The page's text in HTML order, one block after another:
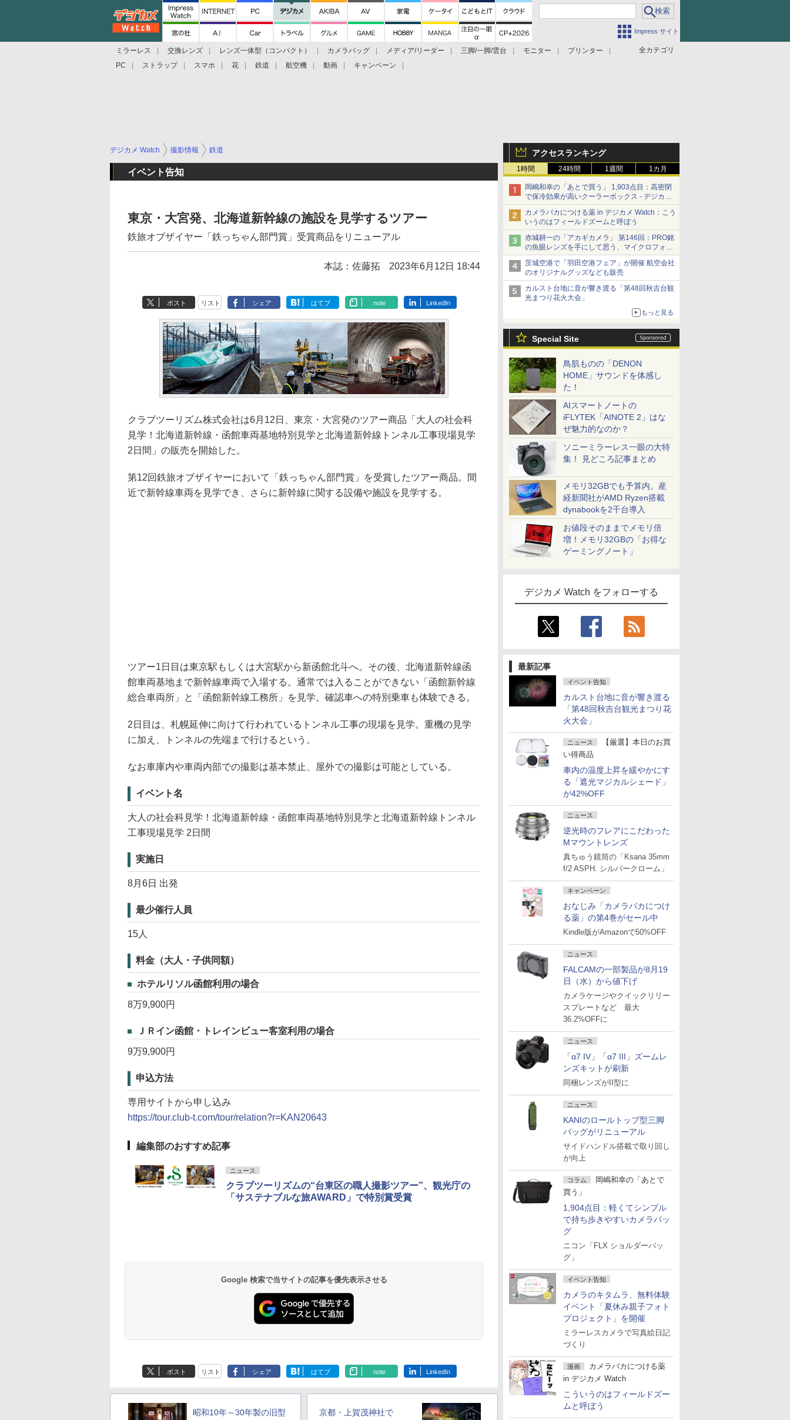
Impress サイト
全カテゴリ
ミラーレス 交換レンズ レンズ一体型（コンパクト） カメラバッグ メディア/リーダー 三脚/一脚/雲台 モニター
プリンター
PC
ストラップ スマホ 花 鉄道 航空機 動画 キャンペーン
アクセスランキング
1時間 24時間 1週間 1カ月
岡嶋和幸の「あとで買う」 1,903点目：高密閉
で保冷効果が高いクーラーボックス - デジカメ
Watch
カメラバカにつける薬 in デジカメ Watch：こう
いうのはフィールドズームと呼ぼう
赤城耕一の「アカギカメラ」 第146回：PRO銘
の魚眼レンズを手にして思う、マイクロフォー
サーズへの期待と可能性
茨城空港で「羽田空港フェア」が開催 航空会社
のオリジナルグッズなども販売
カルスト台地に音が響き渡る「第48回秋吉台観
光まつり花火大会」
もっと見る
Special Site
鳥肌ものの「DENON
HOME」サウンドを体感し
た！
AIスマートノートの
iFLYTEK「AINOTE 2」はな
ぜ魅力的なのか？
ソニーミラーレス一眼の大特
集！ 見どころ記事まとめ
メモリ32GBでも予算内。産
経新聞社がAMD Ryzen搭載
dynabookを2千台導入
お値段そのままでメモリ倍
増！メモリ32GBの「お得な
ゲーミングノート」
デジカメ Watch をフォローする
最新記事
イベント告知
カルスト台地に音が響き渡る
「第48回秋吉台観光まつり花
火大会」
ニュース
【厳選】本日のお買
い得商品
車内の温度上昇を緩やかにす
る「遮光マジカルシェード」
が42%OFF
ニュース
逆光時のフレアにこだわった
Mマウントレンズ
真ちゅう鏡筒の「Ksana 35mm
f/2 ASPH. シルバークローム」
キャンペーン
おなじみ「カメラバカにつけ
る薬」の第4巻がセール中
Kindle版がAmazonで50%OFF
ニュース
FALCAMの一部製品が8月19
日（水）から値下げ
カメラケージやクイックリリー
スプレートなど 最大
36.2%OFFに
ニュース
「α7 IV」「α7 III」ズームレ
ンズキットが刷新
同梱レンズがII型に
ニュース
KANIのロールトップ型三脚
バッグがリニューアル
サイドハンドル搭載で取り回し
が向上
コラム
岡嶋和幸の「あとで
買う」
1,904点目：軽くてシンプル
で持ち歩きやすいカメラバッ
グ
ニコン「FLX ショルダーバッ
グ」
イベント告知
カメラのキタムラ、無料体験
イベント「夏休み親子フォト
プロジェクト」を開催
ミラーレスカメラで写真絵日記
づくり
漫画
カメラバカにつける薬
in デジカメ Watch
こういうのはフィールドズー
ムと呼ぼう
デジカメ Watch 撮影情報 鉄道
イベント告知
東京・大宮発、北海道新幹線の施設を見学するツアー
鉄旅オブザイヤー「鉄っちゃん部門賞」受賞商品をリニューアル
本誌：佐藤拓 2023年6月12日 18:44
ポスト リスト シェア はてブ note LinkedIn
クラブツーリズム株式会社は6月12日、東京・大宮発のツアー商品「大人の社会科
見学！北海道新幹線・函館車両基地特別見学と北海道新幹線トンネル工事現場見学
2日間」の販売を開始した。
第12回鉄旅オブザイヤーにおいて「鉄っちゃん部門賞」を受賞したツアー商品。間
近で新幹線車両を見学でき、さらに新幹線に関する設備や施設を見学する。
ツアー1日目は東京駅もしくは大宮駅から新函館北斗へ。その後、北海道新幹線函
館車両基地まで新幹線車両で入場する。通常では入ることができない「函館新幹線
総合車両所」と「函館新幹線工務所」を見学。確認車への特別乗車も体験できる。
2日目は、札幌延伸に向けて行われているトンネル工事の現場を見学。重機の見学
に加え、トンネルの先端まで行けるという。
なお車庫内や車両内部での撮影は基本禁止、屋外での撮影は可能としている。
イベント名
大人の社会科見学！北海道新幹線・函館車両基地特別見学と北海道新幹線トンネル
工事現場見学 2日間
実施日
8月6日 出発
最少催行人員
15人
料金（大人・子供同額）
ホテルリソル函館利用の場合
8万9,900円
ＪＲイン函館・トレインビュー客室利用の場合
9万9,900円
申込方法
専用サイトから申し込み
https://tour.club-t.com/tour/relation?r=KAN20643
編集部のおすすめ記事
ニュース
クラブツーリズムの“台東区の職人撮影ツアー”、観光庁の
「サステナブルな旅AWARD」で特別賞受賞
Google 検索で当サイトの記事を優先表示させる
ポスト リスト シェア はてブ note LinkedIn
昭和10年～30年製の旧型
京都・上賀茂神社で